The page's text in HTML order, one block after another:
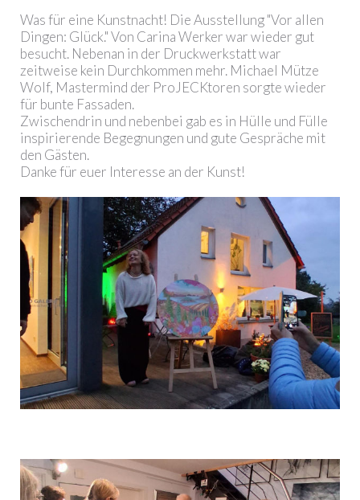
Was für eine Kunstnacht! Die Ausstellung "Vor allen
Dingen: Glück." Von Carina Werker war wieder gut
besucht. Nebenan in der Druckwerkstatt war
zeitweise kein Durchkommen mehr. Michael Mütze
Wolf, Mastermind der ProJECKtoren sorgte wieder
für bunte Fassaden.
Zwischendrin und nebenbei gab es in Hülle und Fülle
inspirierende Begegnungen und gute Gespräche mit
den Gästen.
Danke für euer Interesse an der Kunst!